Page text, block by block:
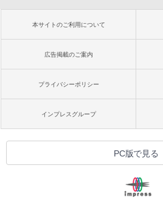
本サイトのご利用について
広告掲載のご案内
プライバシーポリシー
インプレスグループ
PC版で見る